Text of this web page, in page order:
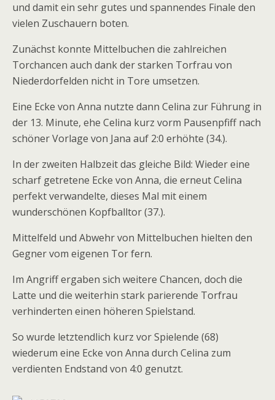
und damit ein sehr gutes und spannendes Finale den
vielen Zuschauern boten.
Zunächst konnte Mittelbuchen die zahlreichen
Torchancen auch dank der starken Torfrau von
Niederdorfelden nicht in Tore umsetzen.
Eine Ecke von Anna nutzte dann Celina zur Führung in
der 13. Minute, ehe Celina kurz vorm Pausenpfiff nach
schöner Vorlage von Jana auf 2:0 erhöhte (34.).
In der zweiten Halbzeit das gleiche Bild: Wieder eine
scharf getretene Ecke von Anna, die erneut Celina
perfekt verwandelte, dieses Mal mit einem
wunderschönen Kopfballtor (37.).
Mittelfeld und Abwehr von Mittelbuchen hielten den
Gegner vom eigenen Tor fern.
Im Angriff ergaben sich weitere Chancen, doch die
Latte und die weiterhin stark parierende Torfrau
verhinderten einen höheren Spielstand.
So wurde letztendlich kurz vor Spielende (68)
wiederum eine Ecke von Anna durch Celina zum
verdienten Endstand von 4:0 genutzt.